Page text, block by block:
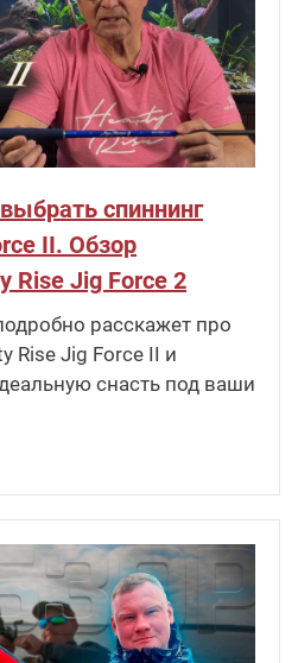
спиннинг
II. Обзор
Rise Jig Force 2
расскажет про
Rise Jig Force II и
снасть под ваши